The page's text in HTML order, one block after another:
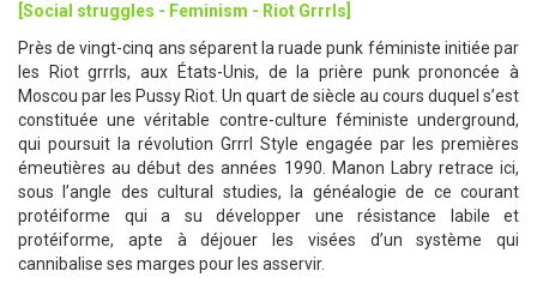
[Social struggles - Feminism - Riot Grrrls]
Près de vingt-cinq ans séparent la ruade punk féministe initiée par
les Riot grrrls, aux États-Unis, de la prière punk prononcée à
Moscou par les Pussy Riot. Un quart de siècle au cours duquel s’est
constituée une véritable contre-culture féministe underground,
qui poursuit la révolution Grrrl Style engagée par les premières
émeutières au début des années 1990. Manon Labry retrace ici,
sous l’angle des cultural studies, la généalogie de ce courant
protéiforme qui a su développer une résistance labile et
protéiforme, apte à déjouer les visées d’un système qui
cannibalise ses marges pour les asservir.